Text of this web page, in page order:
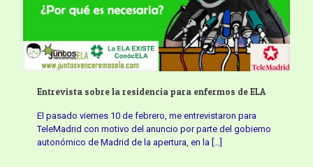
Entrevista sobre la residencia para enfermos de ELA
El pasado viernes 10 de febrero, me entrevistaron para
TeleMadrid con motivo del anuncio por parte del gobierno
autonómico de Madrid de la apertura, en la